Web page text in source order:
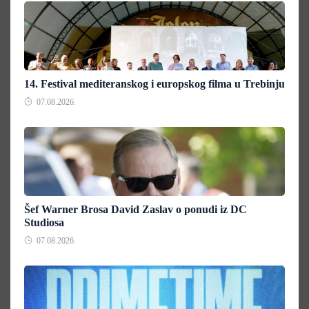
14. Festival mediteranskog i europskog filma u Trebinju
07.08.2026.
Šef Warner Brosa David Zaslav o ponudi iz DC
Studiosa
07.08.2026.